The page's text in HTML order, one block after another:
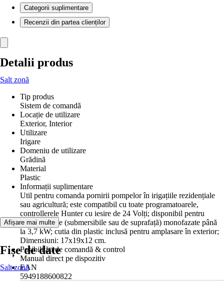
Categorii suplimentare
Recenzii din partea clienților
Detalii produs
Salt zonă
Tip produs
Sistem de comandă
Locație de utilizare
Exterior, Interior
Utilizare
Irigare
Domeniu de utilizare
Grădină
Material
Plastic
Informații suplimentare
Util pentru comanda pornirii pompelor în irigațiile rezidențiale
sau agricultură; este compatibil cu toate programatoarele,
controllerele Hunter cu iesire de 24 Volți; disponibil pentru
electropompe (submersibile sau de suprafață) monofazate până
la 3,7 kW; cutia din plastic inclusă pentru amplasare în exterior;
Dimensiuni: 17x19x12 cm.
Posibilități de comandă & control
Manual direct pe dispozitiv
EAN
5949188600822
Afișare mai multe
Fișe de date
Salt zonă